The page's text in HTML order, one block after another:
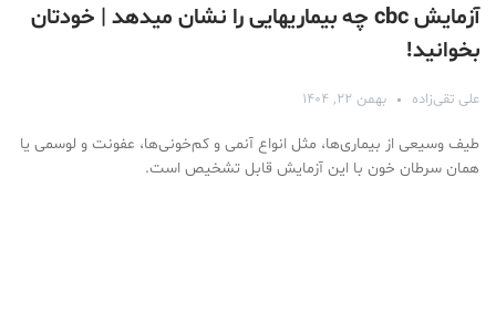
آزمایش cbc چه بیماریهایی را نشان میدهد | خودتان
بخوانید!
علی تقی‌زاده بهمن ۲۲, ۱۴۰۴
طیف وسیعی از بیماری‌ها، مثل انواع آنمی و کم‌خونی‌ها، عفونت و لوسمی یا
همان سرطان خون با این آزمایش قابل تشخیص است.